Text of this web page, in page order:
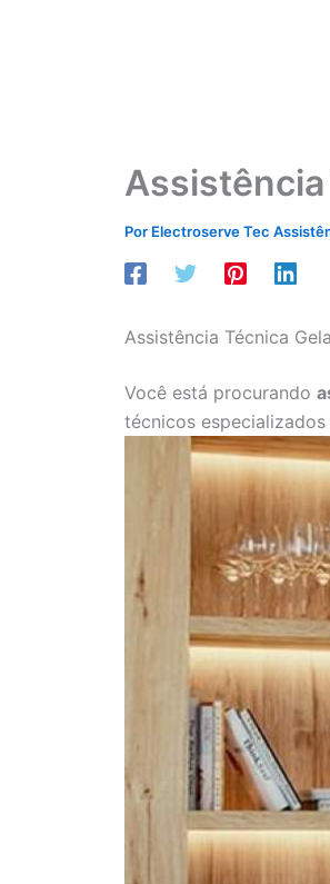
Assistência
Por Electroserve Tec
Assistência Técnica
Você está procurando
técnicos